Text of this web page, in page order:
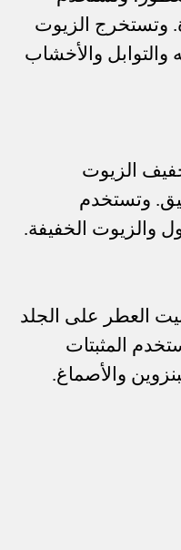
وتستخرج الزيوت
والتوابل والأخشاب
الزيوت
وتستخدم
والزيوت الخفيفة.
العطر على الجلد
المثبتات
والأصماغ.